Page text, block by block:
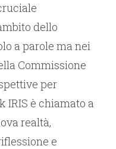
dello
a parole ma nei
Commissione
per
IRIS è chiamato a
realtà,
e